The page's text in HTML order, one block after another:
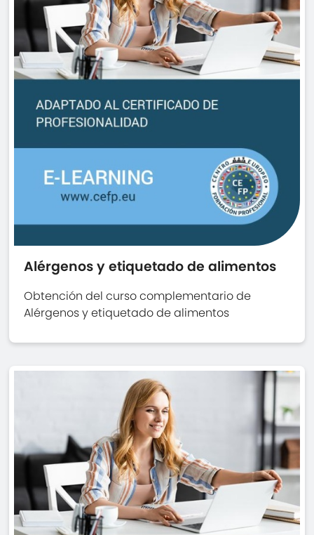
Alérgenos y etiquetado de alimentos
Obtención del curso complementario de
Alérgenos y etiquetado de alimentos